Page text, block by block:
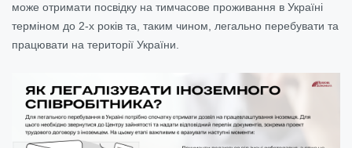
може отримати посвідку на тимчасове проживання в Україні
терміном до 2-х років та, таким чином, легально перебувати та
працювати на території України.